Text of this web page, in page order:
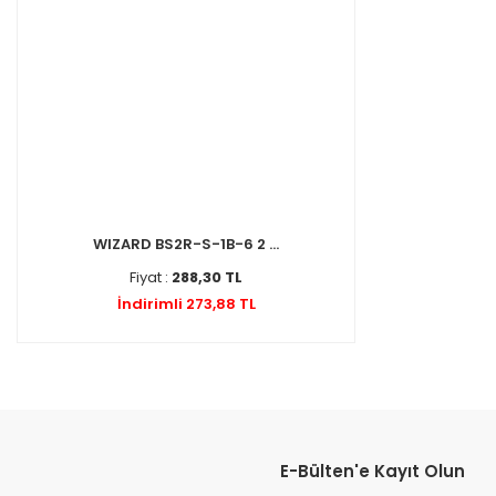
WIZARD BS2R-S-1B-6 2 ...
Fiyat : 288,30 TL
İndirimli 273,88 TL
E-Bülten'e Kayıt Olun